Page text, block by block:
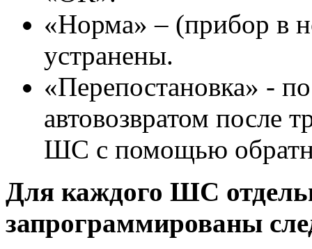
«Норма» – (прибор в
устранены.
«Перепостановка» -
автовозвратом после
ШС с помощью
Для каждого ШС
запрограммированы